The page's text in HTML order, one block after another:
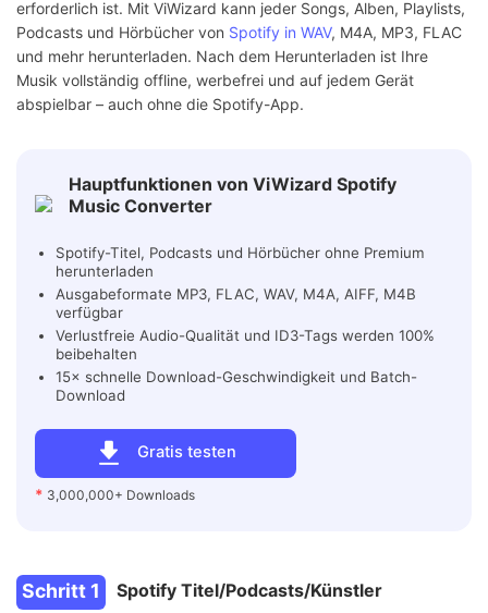
erforderlich ist. Mit ViWizard kann jeder Songs, Alben, Playlists,
Podcasts und Hörbücher von Spotify in WAV, M4A, MP3, FLAC
und mehr herunterladen. Nach dem Herunterladen ist Ihre
Musik vollständig offline, werbefrei und auf jedem Gerät
abspielbar – auch ohne die Spotify-App.
Hauptfunktionen von ViWizard Spotify
Music Converter
Gratis testen
* 3,000,000+ Downloads
Spotify-Titel, Podcasts und Hörbücher ohne Premium
herunterladen
Ausgabeformate MP3, FLAC, WAV, M4A, AIFF, M4B
verfügbar
Verlustfreie Audio-Qualität und ID3-Tags werden 100%
beibehalten
15× schnelle Download-Geschwindigkeit und Batch-
Download
Schritt 1
Spotify Titel/Podcasts/Künstler